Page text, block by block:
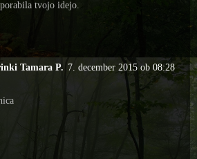
tvojo idejo.
Tamara P. 7. december 2015 ob 08:28